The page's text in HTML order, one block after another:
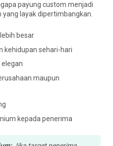
payung custom menjadi
layak dipertimbangkan.
besar
kehidupan sehari-hari
maupun
kepada penerima